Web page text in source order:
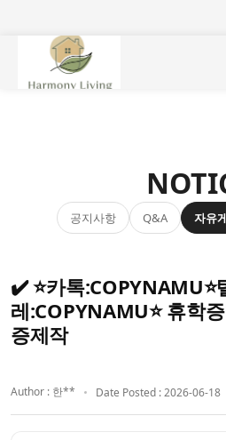
공지사항 Q&A 자유
✔️ ⭐카톡:COPYNAMU⭐
레:COPYNAMU⭐ 휴학
증제작
Author : 한** Date Posted : 2026-06-18